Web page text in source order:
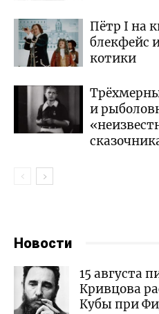
Пётр I на
блекфейс
котики
и
Новости
15 августа
Кривцова
Кубы при